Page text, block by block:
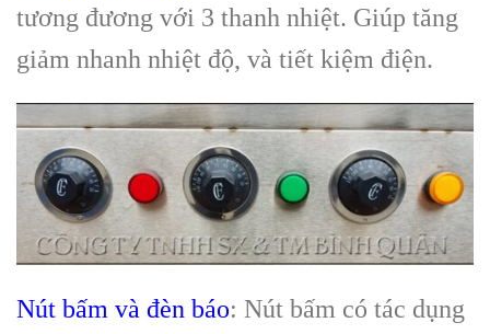
tương đương với 3 thanh nhiệt. Giúp tăng
giảm nhanh nhiệt độ, và tiết kiệm điện.
Nút bấm và đèn báo: Nút bấm có tác dụng